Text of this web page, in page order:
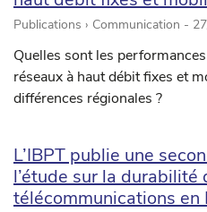
Publications › Communication -
Quelles sont les
réseaux à haut débit fixes et
différences régionales ?
L’IBPT publie une
l’étude sur la durabilité
télécommunications en